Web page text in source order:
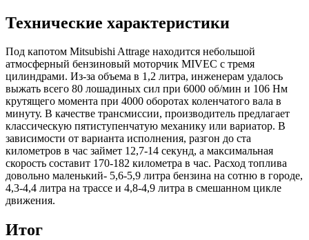
Технические характеристики
Под капотом Mitsubishi Attrage находится небольшой
атмосферный бензиновый моторчик MIVEC с тремя
цилиндрами. Из-за объема в 1,2 литра, инженерам удалось
выжать всего 80 лошадиных сил при 6000 об/мин и 106 Нм
крутящего момента при 4000 оборотах коленчатого вала в
минуту. В качестве трансмиссии, производитель предлагает
классическую пятиступенчатую механику или вариатор. В
зависимости от варианта исполнения, разгон до ста
километров в час займет 12,7-14 секунд, а максимальная
скорость составит 170-182 километра в час. Расход топлива
довольно маленький- 5,6-5,9 литра бензина на сотню в городе,
4,3-4,4 литра на трассе и 4,8-4,9 литра в смешанном цикле
движения.
Итог